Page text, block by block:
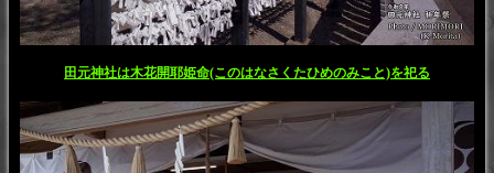
田元神社は木花開耶姫命(このはなさくたひめのみこと)を祀る